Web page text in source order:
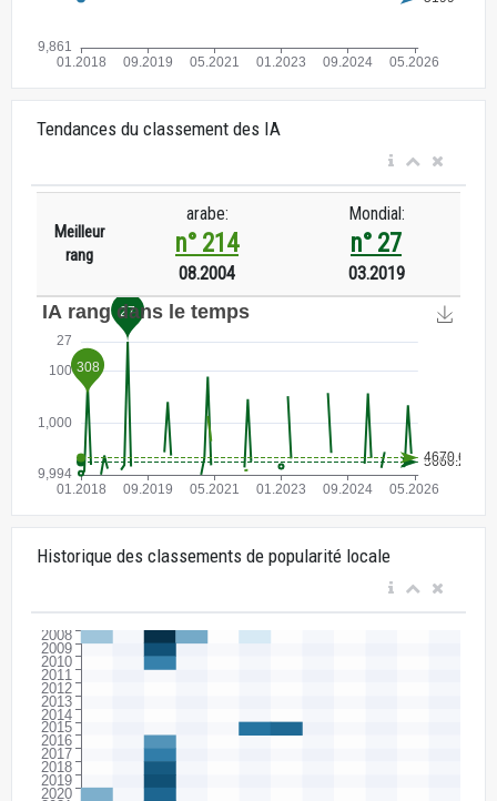
Tendances du classement des IA
Meilleur
rang
arabe:
n° 214
08.2004
Mondial:
n° 27
03.2019
Historique des classements de popularité locale